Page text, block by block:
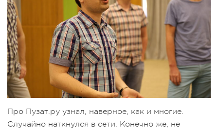
Про Пузат.ру узнал, наверное, как и многие.
Случайно наткнулся в сети. Конечно же, не